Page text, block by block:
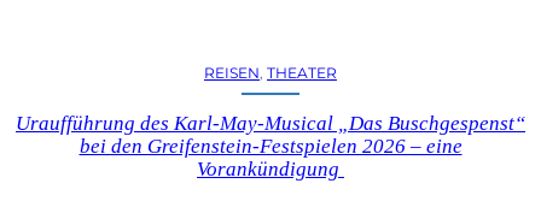
REISEN, THEATER
Uraufführung des Karl-May-Musical „Das Buschgespenst“
bei den Greifenstein-Festspielen 2026 – eine
Vorankündigung